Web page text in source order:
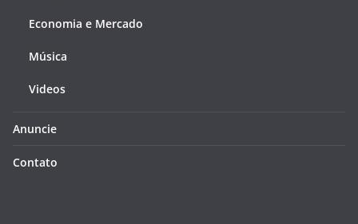
Economia e Mercado
Música
Videos
Anuncie
Contato